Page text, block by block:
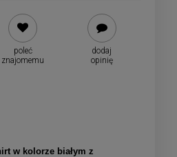
poleć
znajomemu
dodaj
opinię
w kolorze białym z